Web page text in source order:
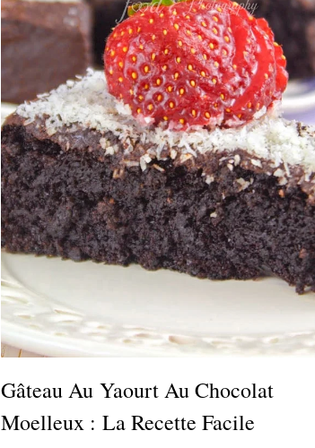
Gâteau Au Yaourt Au Chocolat
Moelleux : La Recette Facile